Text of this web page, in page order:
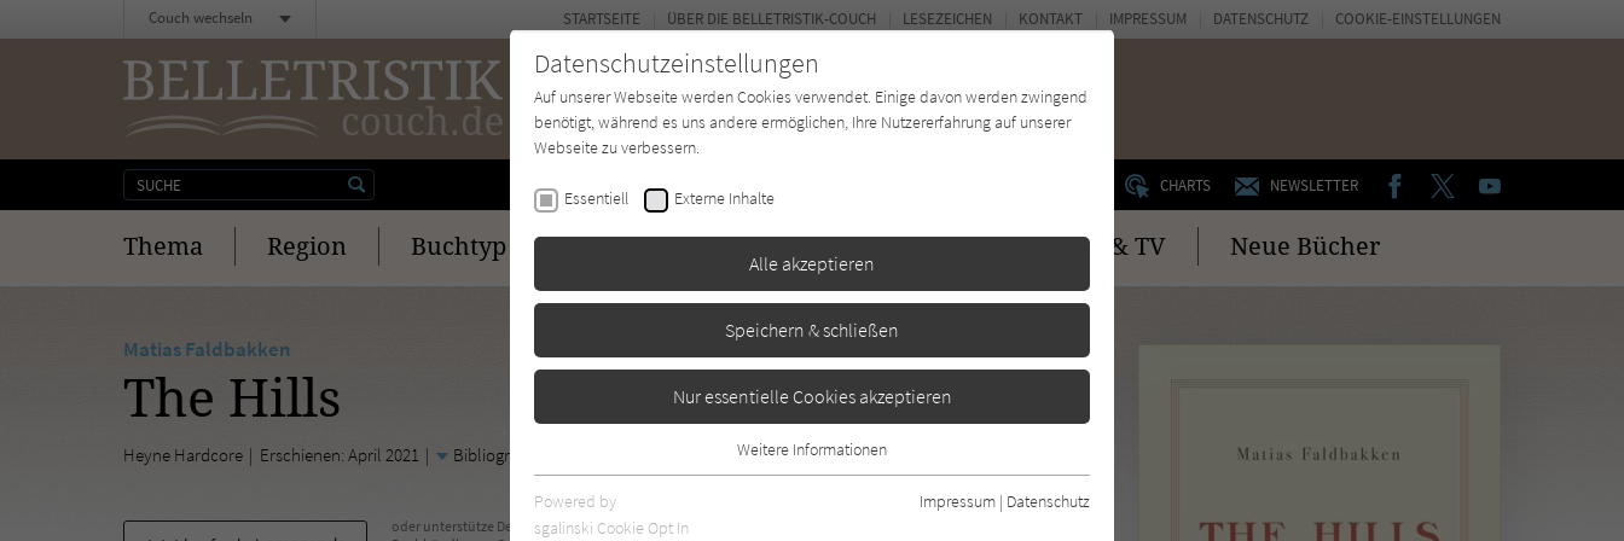
CHARTS NEWSLETTER FACEBOOKTWITTERYOUTUBE
Thema Region Buchtyp Autor*in Verlage Magazin Kino & TV Neue Bücher
STARTSEITE ÜBER DIE BELLETRISTIK-COUCH LESEZEICHEN KONTAKT IMPRESSUM DATENSCHUTZ COOKIE-EINSTELLUNGEN
Couch wechseln
Matias Faldbakken
The Hills
Heyne Hardcore Erschienen: April 2021 Bibliogr. Angaben
oder unterstütze Deinen
Datenschutzeinstellungen
Auf unserer Webseite werden Cookies verwendet. Einige davon werden zwingend
benötigt, während es uns andere ermöglichen, Ihre Nutzererfahrung auf unserer
Webseite zu verbessern.
Essentiell Externe Inhalte
Alle akzeptieren
Speichern & schließen
Nur essentielle Cookies akzeptieren
Essentielle Cookies werden für grundlegende Funktionen der Webseite
benötigt. Dadurch ist gewährleistet, dass die Webseite einwandfrei
Weitere Informationen
Powered by
sgalinski Cookie Opt In
Impressum | Datenschutz